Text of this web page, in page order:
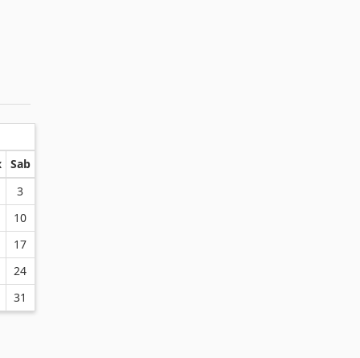
Sab
3
10
17
24
31